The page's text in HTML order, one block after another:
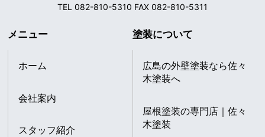
TEL 082-810-5310 FAX 082-810-5311
メニュー
ホーム
会社案内
スタッフ紹介
塗装について
広島の外壁塗装なら佐々
木塗装へ
屋根塗装の専門店｜佐々
木塗装